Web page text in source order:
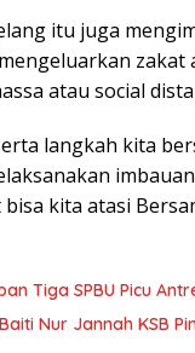
itu juga
zakat
atau social
langkah kita
kita atasi
Tiga SPBU Picu
Nur Jannah KSB